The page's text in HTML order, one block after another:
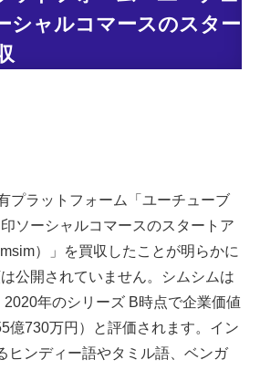
シャルコマースのスター
プラットフォーム「ユーチューブ
印ソーシャルコマースのスタートア
）」を買収したことが明らかに
公開されていません。シムシムは
年のシリーズ B時点で企業価値
億730万円）と評価されます。イン
ヒンディー語やタミル語、ベンガ